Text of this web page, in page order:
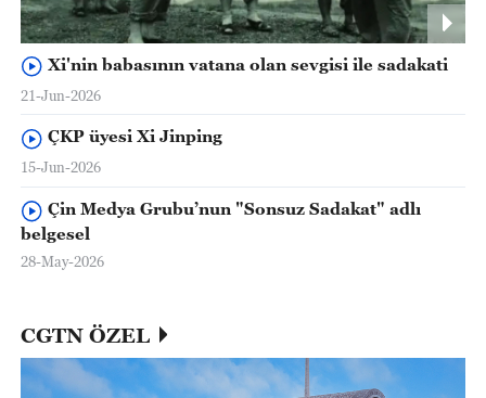
Xi'nin babasının vatana olan sevgisi ile sadakati
21-Jun-2026
ÇKP üyesi Xi Jinping
15-Jun-2026
Çin Medya Grubu’nun "Sonsuz Sadakat" adlı
belgesel
28-May-2026
CGTN ÖZEL